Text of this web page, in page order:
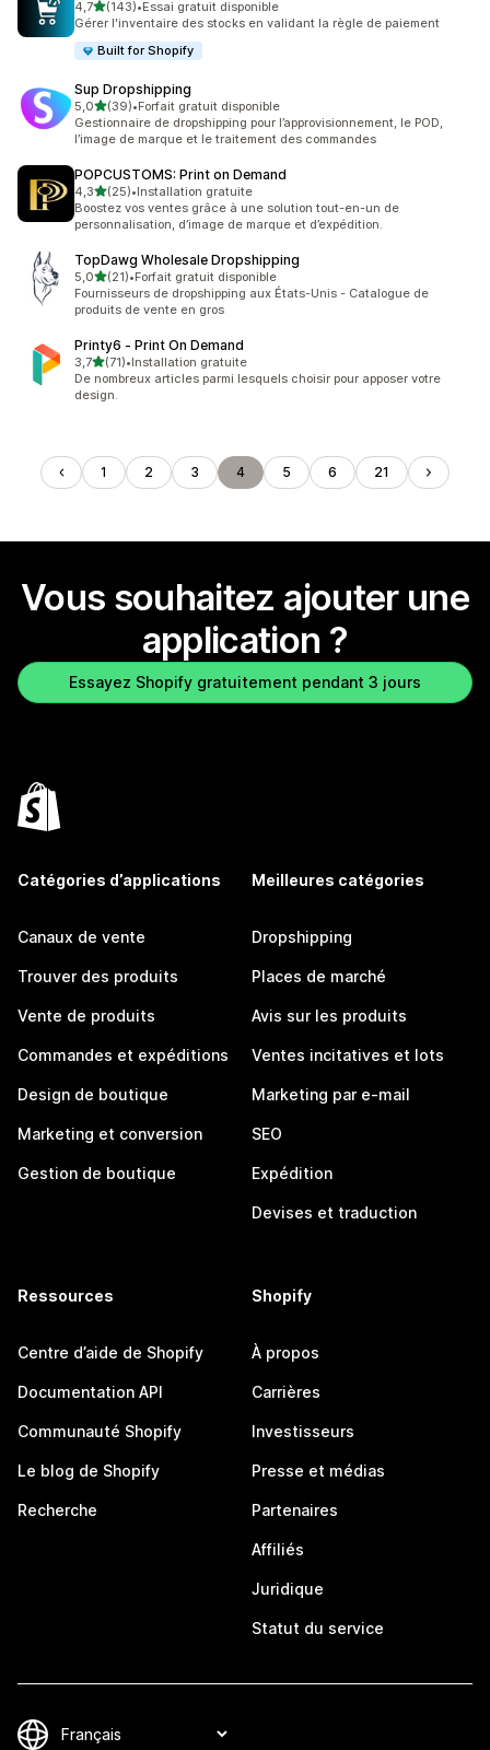
4,7étoile(s) sur 5
(143)
143 avis au total
•Essai gratuit disponible
Gérer l'inventaire des stocks en validant la règle de paiement
Built for Shopify
Sup Dropshipping
5,0étoile(s) sur 5
(39)
39 avis au total
•Forfait gratuit disponible
Gestionnaire de dropshipping pour l’approvisionnement, le POD,
l’image de marque et le traitement des commandes
POPCUSTOMS: Print on Demand
4,3étoile(s) sur 5
(25)
25 avis au total
•Installation gratuite
Boostez vos ventes grâce à une solution tout-en-un de
personnalisation, d’image de marque et d’expédition.
TopDawg Wholesale Dropshipping
5,0étoile(s) sur 5
(21)
21 avis au total
•Forfait gratuit disponible
Fournisseurs de dropshipping aux États-Unis - Catalogue de
produits de vente en gros
Printy6 ‑ Print On Demand
3,7étoile(s) sur 5
(71)
71 avis au total
•Installation gratuite
De nombreux articles parmi lesquels choisir pour apposer votre
design.
1 2 3 4 5 6 21
Vous souhaitez ajouter une
application ?
Essayez Shopify gratuitement pendant 3 jours
Catégories d’applications
Canaux de vente
Trouver des produits
Vente de produits
Commandes et expéditions
Design de boutique
Marketing et conversion
Gestion de boutique
Meilleures catégories
Dropshipping
Places de marché
Avis sur les produits
Ventes incitatives et lots
Marketing par e-mail
SEO
Expédition
Devises et traduction
Ressources
Centre d’aide de Shopify
Documentation API
Communauté Shopify
Le blog de Shopify
Recherche
Shopify
À propos
Carrières
Investisseurs
Presse et médias
Partenaires
Affiliés
Juridique
Statut du service